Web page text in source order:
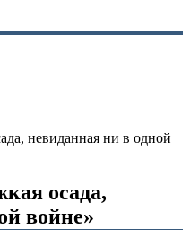
невиданная ни в одной
осада,
войне»